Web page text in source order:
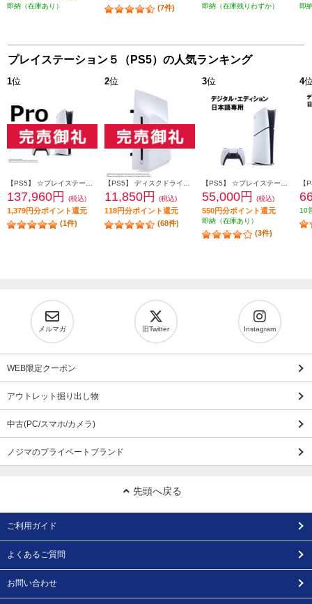
即納（在庫あり） (7件) 即納（在庫残りわずか） 即
プレイステーション５（PS5）の人気ランキング
1位
【PS5】 ☆プレイステーション5 Pro本体（N）
137,960円 (税込)
1,379円分ポイント還元
(1件)
2位
【PS5】 ディスクドライブ(Slimモデル用)
11,850円 (税込)
118円分ポイント還元
(68件)
3位
【PS5】 ☆プレイステーション5本体 デジタル・エディション 日本語専用 Console Language: Japanese only
55,000円 (税込)
550円分ポイント還元
即納（在庫あり）
(3件)
4
10
メルマガ 旧Twitter Instagram
WEB限定クーポン
アウトレット掘り出し物
中古(PC/スマホ/カメラ)
ノジマのプライベートブランド
先頭へ戻る
ご利用ガイド
よくあるご質問
お問い合わせ